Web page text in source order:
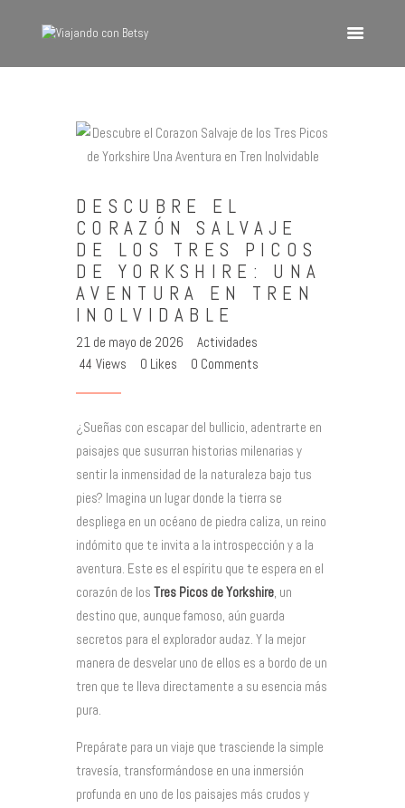
VIAJANDO CON BETSY
Inicio
Europa
América
Asia
Quienes Somos
Contacto
DESCUBRE EL
CORAZÓN SALVAJE
DE LOS TRES PICOS
DE YORKSHIRE: UNA
AVENTURA EN TREN
INOLVIDABLE
21 de mayo de 2026
Actividades
44 Views 0 Likes 0 Comments
¿Sueñas con escapar del bullicio, adentrarte en
paisajes que susurran historias milenarias y
sentir la inmensidad de la naturaleza bajo tus
pies? Imagina un lugar donde la tierra se
despliega en un océano de piedra caliza, un reino
indómito que te invita a la introspección y a la
aventura. Este es el espíritu que te espera en el
corazón de los Tres Picos de Yorkshire, un
destino que, aunque famoso, aún guarda
secretos para el explorador audaz. Y la mejor
manera de desvelar uno de ellos es a bordo de un
tren que te lleva directamente a su esencia más
pura.
Prepárate para un viaje que trasciende la simple
travesía, transformándose en una inmersión
profunda en uno de los paisajes más crudos y